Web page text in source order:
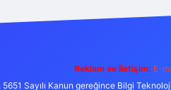
Reklam ve İletişim: E-
Sayılı Kanun gereğince Bilgi